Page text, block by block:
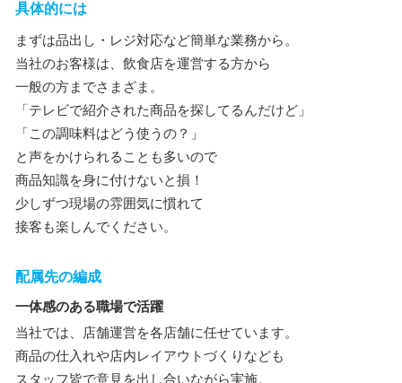
具体的には
まずは品出し・レジ対応など簡単な業務から。
当社のお客様は、飲食店を運営する方から
一般の方までさまざま。
「テレビで紹介された商品を探してるんだけど」
「この調味料はどう使うの？」
と声をかけられることも多いので
商品知識を身に付けないと損！
少しずつ現場の雰囲気に慣れて
接客も楽しんでください。
配属先の編成
一体感のある職場で活躍
当社では、店舗運営を各店舗に任せています。
商品の仕入れや店内レイアウトづくりなども
スタッフ皆で意見を出し合いながら実施。